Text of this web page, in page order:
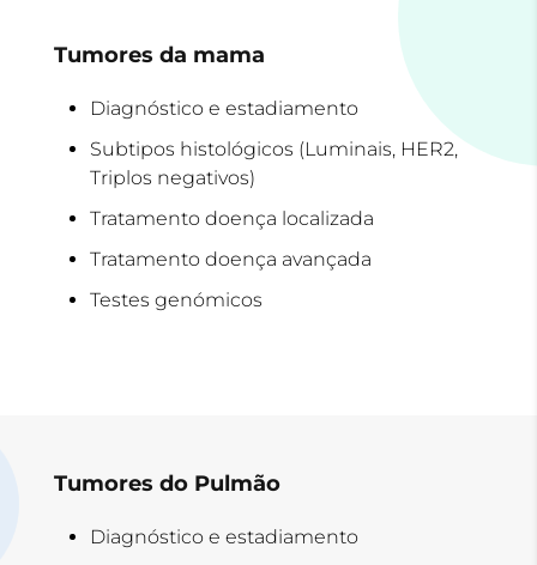
Tumores da mama
Diagnóstico e estadiamento
Subtipos histológicos (Luminais, HER2,
Triplos negativos)
Tratamento doença localizada
Tratamento doença avançada
Testes genómicos
Tumores do Pulmão
Diagnóstico e estadiamento